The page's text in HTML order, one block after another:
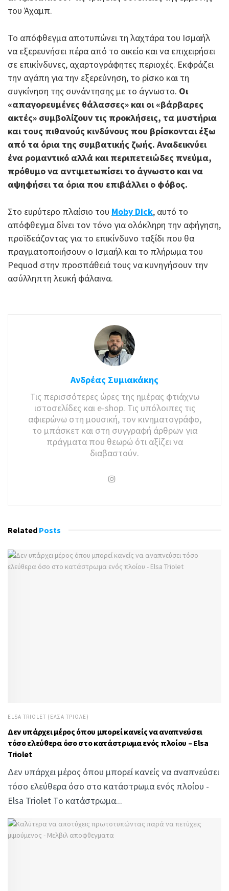
του Άχαμπ.
Το απόφθεγμα αποτυπώνει τη λαχτάρα του Ισμαήλ
να εξερευνήσει πέρα από το οικείο και να επιχειρήσει
σε επικίνδυνες, αχαρτογράφητες περιοχές. Εκφράζει
την αγάπη για την εξερεύνηση, το ρίσκο και τη
συγκίνηση της συνάντησης με το άγνωστο. Οι
«απαγορευμένες θάλασσες» και οι «βάρβαρες
ακτές» συμβολίζουν τις προκλήσεις, τα μυστήρια
και τους πιθανούς κινδύνους που βρίσκονται έξω
από τα όρια της συμβατικής ζωής. Αναδεικνύει
ένα ρομαντικό αλλά και περιπετειώδες πνεύμα,
πρόθυμο να αντιμετωπίσει το άγνωστο και να
αψηφήσει τα όρια που επιβάλλει ο φόβος.
Στο ευρύτερο πλαίσιο του Moby Dick, αυτό το
απόφθεγμα δίνει τον τόνο για ολόκληρη την αφήγηση,
προϊδεάζοντας για το επικίνδυνο ταξίδι που θα
πραγματοποιήσουν ο Ισμαήλ και το πλήρωμα του
Pequod στην προσπάθειά τους να κυνηγήσουν την
ασύλληπτη λευκή φάλαινα.
Ανδρέας Συμιακάκης
Τις περισσότερες ώρες της ημέρας φτιάχνω
ιστοσελίδες και e-shop. Τις υπόλοιπες τις
αφιερώνω στη μουσική, τον κινηματογράφο,
το μπάσκετ και στη συγγραφή άρθρων για
πράγματα που θεωρώ ότι αξίζει να
διαβαστούν.
Related Posts
ELSA TRIOLET (ΈΛΣΑ ΤΡΙΟΛΈ)
Δεν υπάρχει μέρος όπου μπορεί κανείς να αναπνεύσει
τόσο ελεύθερα όσο στο κατάστρωμα ενός πλοίου – Elsa
Triolet
Δεν υπάρχει μέρος όπου μπορεί κανείς να αναπνεύσει
τόσο ελεύθερα όσο στο κατάστρωμα ενός πλοίου -
Elsa Triolet Το κατάστρωμα...